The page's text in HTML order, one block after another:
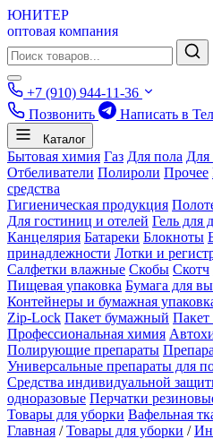
ЮНИТЕР
оптовая компания
+7 (910) 944-11-36
Позвонить
Написать в
Каталог
Бытовая химия Газ Для пола Для
Отбеливатели Полироли Прочее
средства
Гигиеническая продукция
Для гостиниц и отелей Гель для
Канцелярия Батареки Блокноты
принадлежности Лотки и
Салфетки влажные Скобы Скотч
Пищевая упаковка Бумага для
Контейнеры и бумажная
Zip-Lock Пакет бумажный
Профессиональная химия
Полирующие препараты
Универсальные препараты для
Средства индивидуальной
одноразовые Перчатки
Товары для уборки Вафельная
Главная /Товары для уборки /